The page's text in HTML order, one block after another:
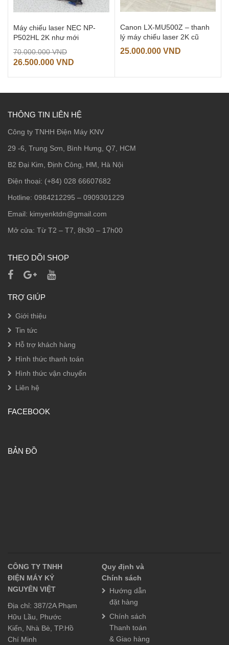
Máy chiếu laser NEC NP-
P502HL 2K như mới
70.000.000VNDGiá
gốc
26.500.000 VND
là:
Canon LX-MU500Z – thanh
lý máy chiếu laser 2K cũ
25.000.000 VND
THÔNG TIN LIÊN HỆ
Công ty TNHH Điện Máy KNV
29 -6, Trung Sơn, Bình Hưng, Q7, HCM
B2 Đại Kim, Định Công, HM, Hà Nội
Điện thoại: (+84) 028 66607682
Hotline: 0984212295 – 0909301229
Email: kimyenktdn@gmail.com
Mở cửa: Từ T2 – T7, 8h30 – 17h00
THEO DÕI SHOP
TRỢ GIÚP
Giới thiệu
Tin tức
Hỗ trợ khách hàng
Hình thức thanh toán
Hình thức vận chuyển
Liên hệ
FACEBOOK
BẢN ĐỒ
CÔNG TY TNHH
ĐIỆN MÁY KỶ
NGUYÊN VIỆT
Địa chỉ: 387/2A Phạm
Hữu Lầu, Phước
Kiển, Nhà Bè, TP.Hồ
Chí Minh
Quy định và
Chính sách
Hướng dẫn
đặt hàng
Chính sách
Thanh toán
& Giao hàng